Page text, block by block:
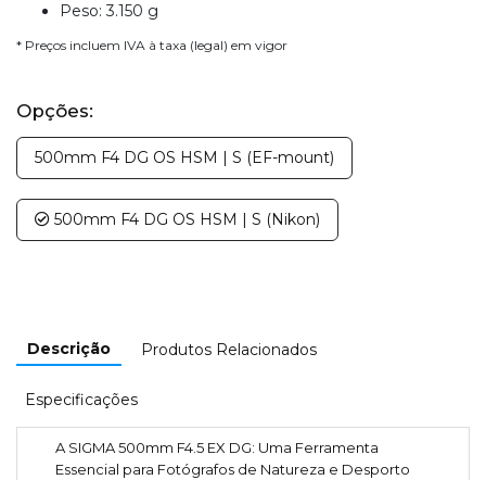
Peso: 3.150 g
* Preços incluem IVA à taxa (legal) em vigor
Opções:
500mm F4 DG OS HSM | S (EF-mount)
500mm F4 DG OS HSM | S (Nikon)
Descrição Produtos Relacionados
Especificações
A SIGMA 500mm F4.5 EX DG: Uma Ferramenta
Essencial para Fotógrafos de Natureza e Desporto